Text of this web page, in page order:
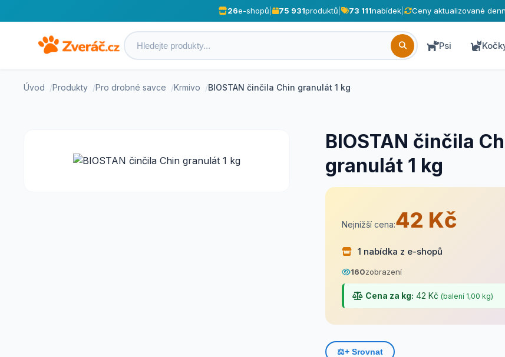
26e-shopů 75 931produktů 73 111nabídek| Ceny aktualizované
Psi
Úvod Produkty Pro drobné savce Krmivo BIOSTAN činčila Chin granulát 1 kg
BIOSTAN činčila
granulát 1 kg
Nejnižší cena:42 Kč
1 nabídka z e-shopů
160zobrazení
Cena za kg: 42 Kč (balení 1,00 kg)
⚖️+ Srovnat